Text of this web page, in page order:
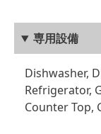
専用設備
Dishwasher,
Refrigerator,
Counter Top,